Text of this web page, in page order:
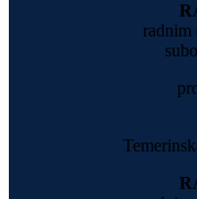
radnim